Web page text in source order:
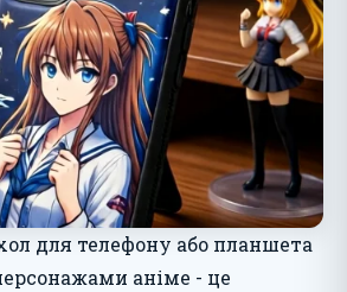
для телефону або планшета
аніме - це